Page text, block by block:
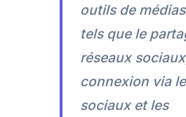
outils de
tels que le
réseaux
connexion via
sociaux et les